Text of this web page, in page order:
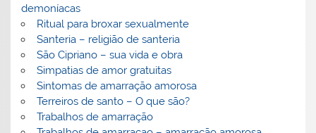
demoníacas
Ritual para broxar sexualmente
Santeria – religião de santeria
São Cipriano – sua vida e obra
Simpatias de amor gratuitas
Sintomas de amarração amorosa
Terreiros de santo – O que são?
Trabalhos de amarração